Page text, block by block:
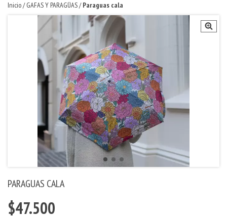
Inicio/ GAFAS Y PARAGÜAS/ Paraguas cala
PARAGUAS CALA
$47.500